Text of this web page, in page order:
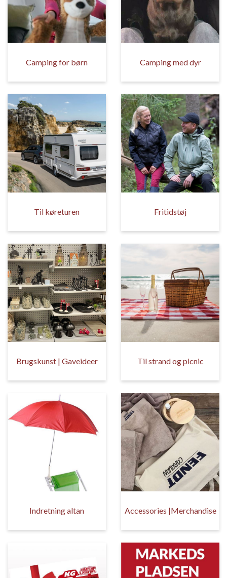
Camping for børn Camping med dyr
Til køreturen Fritidstøj
Brugskunst | Gaveideer Til strand og picnic
Indretning altan Accessories |Merchandise